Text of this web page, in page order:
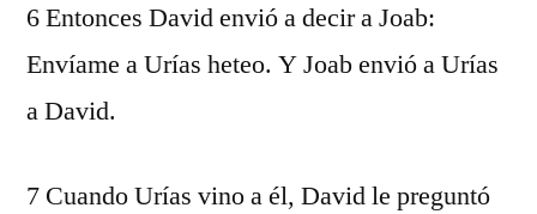
6 Entonces David envió a decir a Joab:
Envíame a Urías heteo. Y Joab envió a Urías
a David.
7 Cuando Urías vino a él, David le preguntó